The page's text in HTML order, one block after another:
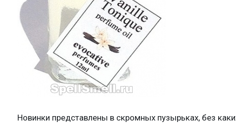
Новинки представлены в скромных пузырьках, без